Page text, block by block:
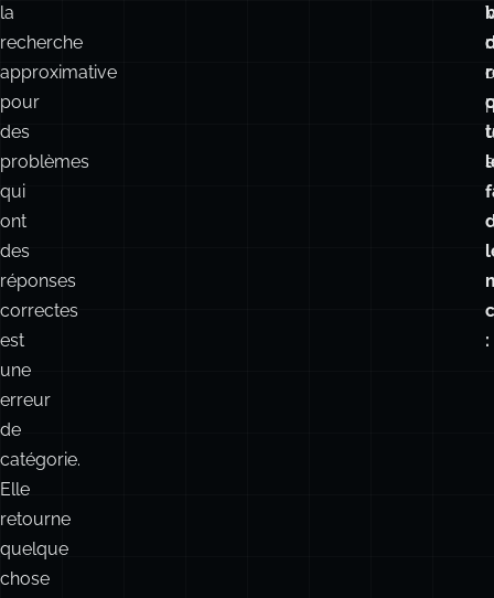
La
leçon
plus
large
:
la
recherche
approximative
pour
des
problèmes
qui
ont
des
réponses
correctes
est
une
erreur
de
+